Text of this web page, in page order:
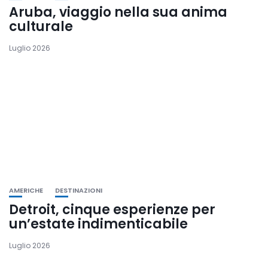
Aruba, viaggio nella sua anima
culturale
Luglio 2026
AMERICHE DESTINAZIONI
Detroit, cinque esperienze per
un’estate indimenticabile
Luglio 2026